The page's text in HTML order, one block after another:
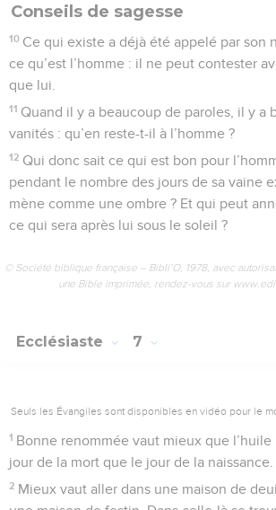
Conseils de sagesse
10 Ce qui existe a déjà été appelé par son
ce qu’est l’homme : il ne peut contester
que lui.
11 Quand il y a beaucoup de paroles, il y a
vanités : qu’en reste-t-il à l’homme ?
12 Qui donc sait ce qui est bon pour
pendant le nombre des jours de sa vaine
mène comme une ombre ? Et qui peut
ce qui sera après lui sous le soleil ?
© Société biblique française – Bibli’O, 1978, avec
une Bible imprimée, rendez-vous sur
Ecclésiaste 7
Seuls les Évangiles sont disponibles en vidéo pour le
1 Bonne renommée vaut mieux que l’huile
jour de la mort que le jour de la naissance.
2 Mieux vaut aller dans une maison de